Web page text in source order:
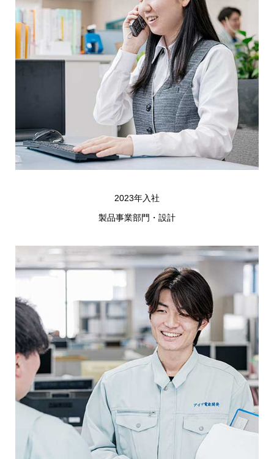
2023年入社
製品事業部門・設計